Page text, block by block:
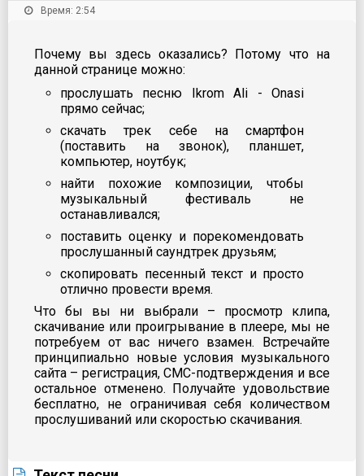
Время: 2:54
Почему вы здесь оказались? Потому что на
данной странице можно:
прослушать песню Ikrom Ali - Onasi
прямо сейчас;
скачать трек себе на смартфон
(поставить на звонок), планшет,
компьютер, ноутбук;
найти похожие композиции, чтобы
музыкальный фестиваль не
останавливался;
поставить оценку и порекомендовать
прослушанный саундтрек друзьям;
скопировать песенный текст и просто
отлично провести время.
Что бы вы ни выбрали – просмотр клипа,
скачивание или проигрывание в плеере, мы не
потребуем от вас ничего взамен. Встречайте
принципиально новые условия музыкального
сайта – регистрация, СМС-подтверждения и все
остальное отменено. Получайте удовольствие
бесплатно, не ограничивая себя количеством
прослушиваний или скоростью скачивания.